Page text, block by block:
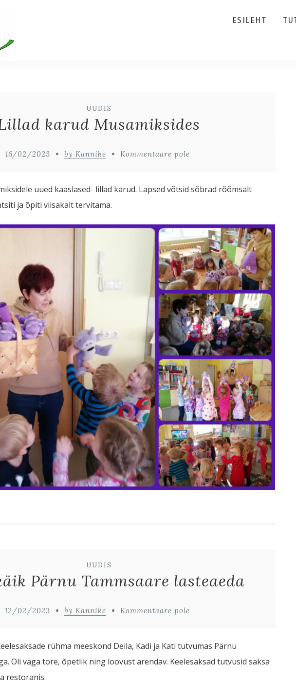
ESILEHT
UUDIS
karud Musamiksides
16/02/2023 by Kannike Kommentaare pole
uued kaaslased- lillad karud. Lapsed võtsid sõbrad rõõmsalt
ja õpiti viisakalt tervitama.
UUDIS
Pärnu Tammsaare lasteaeda
12/02/2023 by Kannike Kommentaare pole
rühma meeskond Deila, Kadi ja Kati tutvumas Pärnu
Oli väga tore, õpetlik ning loovust arendav. Keelesaksad tutvusid saksa
restoranis.